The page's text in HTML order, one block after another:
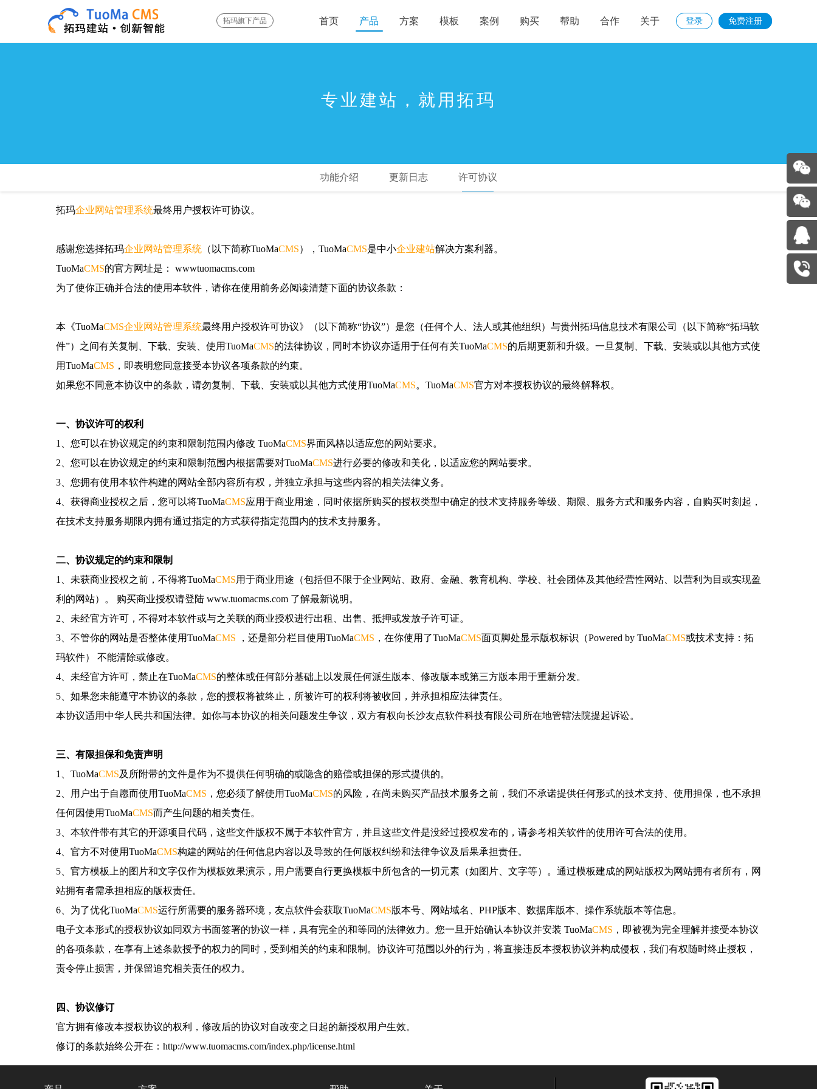
拓玛旗下产品 登录 免费注册
首页 产品 方案 模板 案例 购买 帮助 合作 关于
专业建站，就用拓玛
功能介绍 更新日志 许可协议
拓玛企业网站管理系统最终用户授权许可协议。
感谢您选择拓玛企业网站管理系统 （以下简称TuoMaCMS），TuoMaCMS是中小企业建站解决方案利器。
TuoMaCMS的官方网址是： wwwtuomacms.com
为了使你正确并合法的使用本软件，请你在使用前务必阅读清楚下面的协议条款：
本《TuoMaCMS企业网站管理系统最终用户授权许可协议》（以下简称“协议”）是您（任何个人、法人或其他组织）与贵州拓玛信息技术有限公司（以下简称“拓玛软
件”）之间有关复制、下载、安装、使用TuoMaCMS的法律协议，同时本协议亦适用于任何有关TuoMaCMS的后期更新和升级。一旦复制、下载、安装或以其他方式使
用TuoMaCMS ，即表明您同意接受本协议各项条款的约束。
如果您不同意本协议中的条款，请勿复制、下载、安装或以其他方式使用TuoMaCMS。TuoMaCMS官方对本授权协议的最终解释权。
一、协议许可的权利
1、您可以在协议规定的约束和限制范围内修改 TuoMaCMS界面风格以适应您的网站要求。
2、您可以在协议规定的约束和限制范围内根据需要对TuoMaCMS进行必要的修改和美化，以适应您的网站要求。
3、您拥有使用本软件构建的网站全部内容所有权，并独立承担与这些内容的相关法律义务。
4、获得商业授权之后，您可以将TuoMaCMS应用于商业用途，同时依据所购买的授权类型中确定的技术支持服务等级、期限、服务方式和服务内容，自购买时刻起，
在技术支持服务期限内拥有通过指定的方式获得指定范围内的技术支持服务。
二、协议规定的约束和限制
1、未获商业授权之前，不得将TuoMaCMS用于商业用途（包括但不限于企业网站、政府、金融、教育机构、学校、社会团体及其他经营性网站、以营利为目或实现盈
利的网站）。 购买商业授权请登陆 www.tuomacms.com 了解最新说明。
2、未经官方许可，不得对本软件或与之关联的商业授权进行出租、出售、抵押或发放子许可证。
3、不管你的网站是否整体使用TuoMaCMS ，还是部分栏目使用TuoMaCMS ，在你使用了TuoMaCMS面页脚处显示版权标识（Powered by TuoMaCMS或技术支持：拓
玛软件） 不能清除或修改。
4、未经官方许可，禁止在TuoMaCMS的整体或任何部分基础上以发展任何派生版本、修改版本或第三方版本用于重新分发。
5、如果您未能遵守本协议的条款，您的授权将被终止，所被许可的权利将被收回，并承担相应法律责任。
本协议适用中华人民共和国法律。如你与本协议的相关问题发生争议，双方有权向长沙友点软件科技有限公司所在地管辖法院提起诉讼。
三、有限担保和免责声明
1、TuoMaCMS及所附带的文件是作为不提供任何明确的或隐含的赔偿或担保的形式提供的。
2、用户出于自愿而使用TuoMaCMS ，您必须了解使用TuoMaCMS的风险，在尚未购买产品技术服务之前，我们不承诺提供任何形式的技术支持、使用担保，也不承担
任何因使用TuoMaCMS而产生问题的相关责任。
3、本软件带有其它的开源项目代码，这些文件版权不属于本软件官方，并且这些文件是没经过授权发布的，请参考相关软件的使用许可合法的使用。
4、官方不对使用TuoMaCMS构建的网站的任何信息内容以及导致的任何版权纠纷和法律争议及后果承担责任。
5、官方模板上的图片和文字仅作为模板效果演示，用户需要自行更换模板中所包含的一切元素（如图片、文字等）。通过模板建成的网站版权为网站拥有者所有，网
站拥有者需承担相应的版权责任。
6、为了优化TuoMaCMS运行所需要的服务器环境，友点软件会获取TuoMaCMS版本号、网站域名、PHP版本、数据库版本、操作系统版本等信息。
电子文本形式的授权协议如同双方书面签署的协议一样，具有完全的和等同的法律效力。您一旦开始确认本协议并安装 TuoMaCMS ，即被视为完全理解并接受本协议
的各项条款，在享有上述条款授予的权力的同时，受到相关的约束和限制。协议许可范围以外的行为，将直接违反本授权协议并构成侵权，我们有权随时终止授权，
责令停止损害，并保留追究相关责任的权力。
四、协议修订
官方拥有修改本授权协议的权利，修改后的协议对自改变之日起的新授权用户生效。
修订的条款始终公开在：http://www.tuomacms.com/index.php/license.html